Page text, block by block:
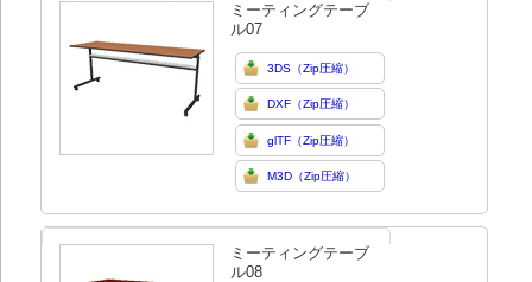
ミーティングテーブ
ル07
3DS（Zip圧縮）
DXF（Zip圧縮）
glTF（Zip圧縮）
M3D（Zip圧縮）
ミーティングテーブ
ル08